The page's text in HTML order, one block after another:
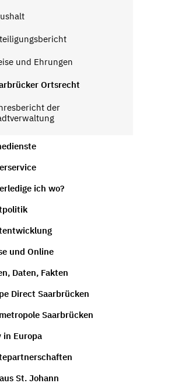
und Ehrungen
Ortsrecht
der
ich wo?
und Online
Daten, Fakten
Direct Saarbrücken
Saarbrücken
in Europa
St. Johann